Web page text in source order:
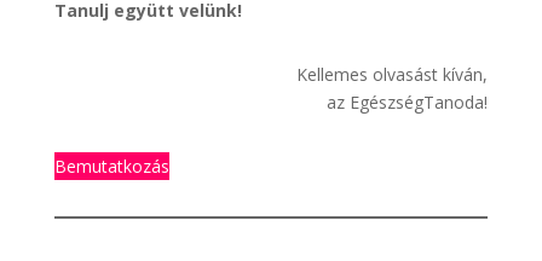
Tanulj együtt velünk!
Kellemes olvasást kíván,
az EgészségTanoda!
Bemutatkozás